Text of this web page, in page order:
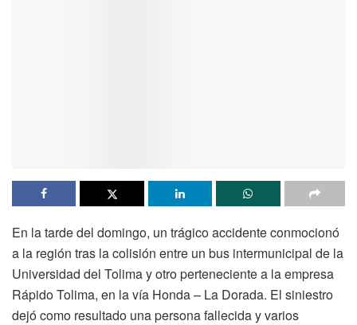
En la tarde del domingo, un trágico accidente conmocionó
a la región tras la colisión entre un bus intermunicipal de la
Universidad del Tolima y otro perteneciente a la empresa
Rápido Tolima, en la vía Honda – La Dorada. El siniestro
dejó como resultado una persona fallecida y varios